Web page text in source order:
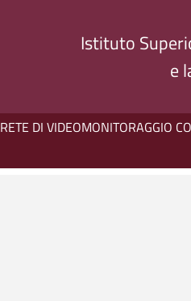
Istituto
e
RETE DI VIDEOMONITORAGGIO